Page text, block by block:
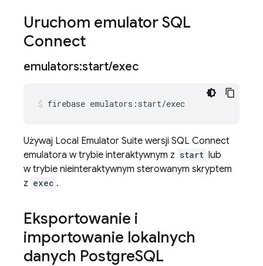
Uruchom emulatorSQL
Connect
emulators:start/exec
firebase emulators:start/exec
Używaj Local Emulator Suite wersji SQL Connect
emulatora w trybie interaktywnym z start lub
w trybie nieinteraktywnym sterowanym skryptem
z exec .
Eksportowanie i
importowanie lokalnych
danych PostgreSQL